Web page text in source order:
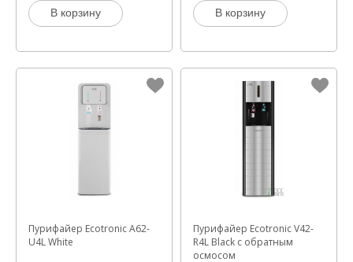
В корзину В корзину
Пурифайер Ecotronic A62-
U4L White
Пурифайер Ecotronic V42-
R4L Black с обратным
осмосом